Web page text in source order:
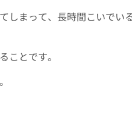
しまって、長時間こいでい
ことです。